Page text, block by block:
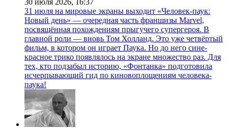
31 июля на мировые экраны выходит «Человек-паук:
Новый день» — очередная часть франшизы Marvel,
посвящённая похождениям прыгучего супергероя. В
главной роли — вновь Том Холланд. Это уже четвёртый
фильм, в котором он играет Паука. Но до него сине-
красное трико появлялось на экране множество раз. Для
тех, кто подзабыл историю, «Фонтанка» подготовила
исчерпывающий гид по киновоплощениям человека-
паука!